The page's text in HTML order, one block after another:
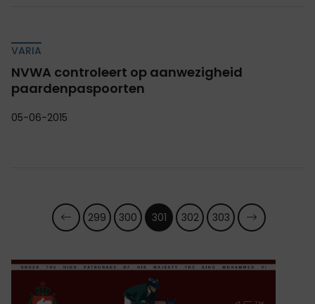
VARIA
NVWA controleert op aanwezigheid
paardenpaspoorten
05-06-2015
299 300 301 302 303